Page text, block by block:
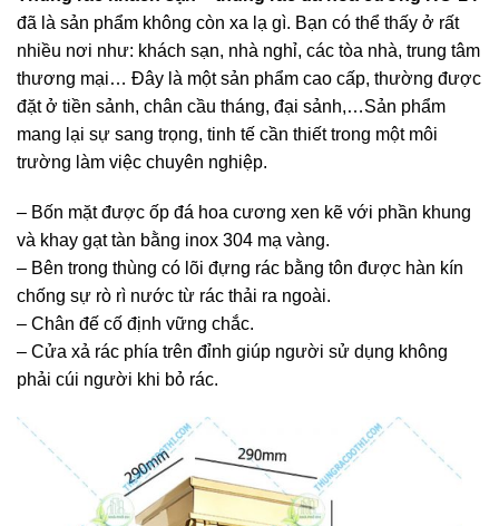
đã là sản phẩm không còn xa lạ gì. Bạn có thể thấy ở rất
nhiều nơi như: khách sạn, nhà nghỉ, các tòa nhà, trung tâm
thương mại… Đây là một sản phẩm cao cấp, thường được
đặt ở tiền sảnh, chân cầu tháng, đại sảnh,…Sản phẩm
mang lại sự sang trọng, tinh tế cần thiết trong một môi
trường làm việc chuyên nghiệp.
– Bốn mặt được ốp đá hoa cương xen kẽ với phần khung
và khay gạt tàn bằng inox 304 mạ vàng.
– Bên trong thùng có lõi đựng rác bằng tôn được hàn kín
chống sự rò rì nước từ rác thải ra ngoài.
– Chân đế cố định vững chắc.
– Cửa xả rác phía trên đỉnh giúp người sử dụng không
phải cúi người khi bỏ rác.